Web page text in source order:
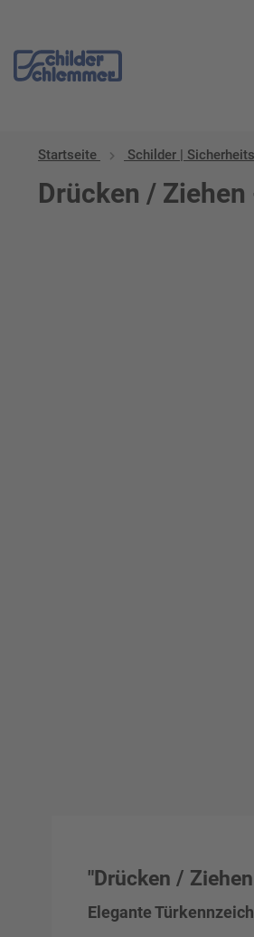
Startseite Schilder |
Drücken /
"Drücken /
Elegante